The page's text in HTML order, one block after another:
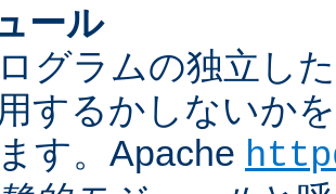
ール
グラムの独立し
するかしないか
す。Apache